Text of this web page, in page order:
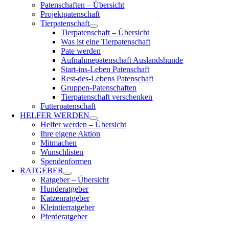
Patenschaften – Übersicht
Projektpatenschaft
Tierpatenschaft
Tierpatenschaft – Übersicht
Was ist eine Tierpatenschaft
Pate werden
Aufnahmepatenschaft Auslandshunde
Start-ins-Leben Patenschaft
Rest-des-Lebens Patenschaft
Gruppen-Patenschaften
Tierpatenschaft verschenken
Futterpatenschaft
HELFER WERDEN
Helfer werden – Übersicht
Ihre eigene Aktion
Mitmachen
Wunschlisten
Spendenformen
RATGEBER
Ratgeber – Übersicht
Hunderatgeber
Katzenratgeber
Kleintierratgeber
Pferderatgeber